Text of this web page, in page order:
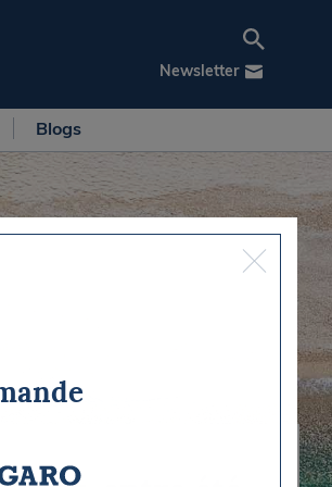
Newsletter
Blogs